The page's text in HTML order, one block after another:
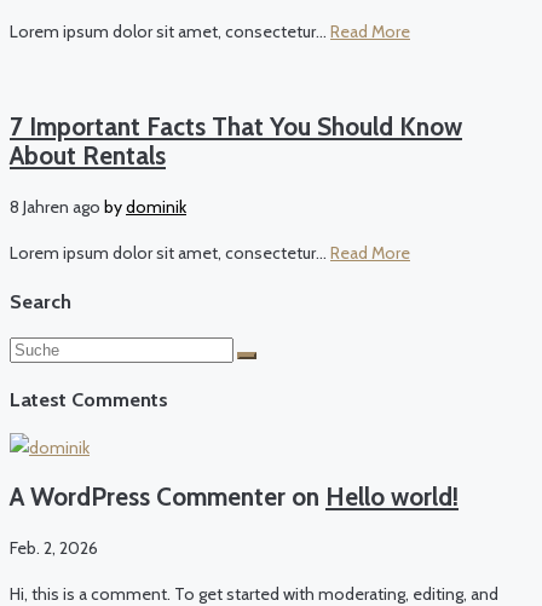
Lorem ipsum dolor sit amet, consectetur... Read More
7 Important Facts That You Should Know
About Rentals
8 Jahren ago bydominik
Lorem ipsum dolor sit amet, consectetur... Read More
Search
Latest Comments
A WordPress Commenter on Hello world!
Feb. 2, 2026
Hi, this is a comment. To get started with moderating, editing, and